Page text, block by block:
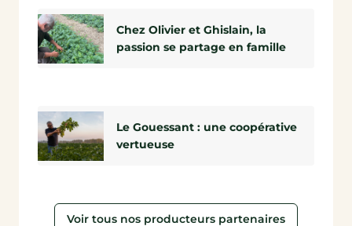
Chez Olivier et Ghislain, la
passion se partage en famille
Le Gouessant : une coopérative
vertueuse
Voir tous nos producteurs partenaires